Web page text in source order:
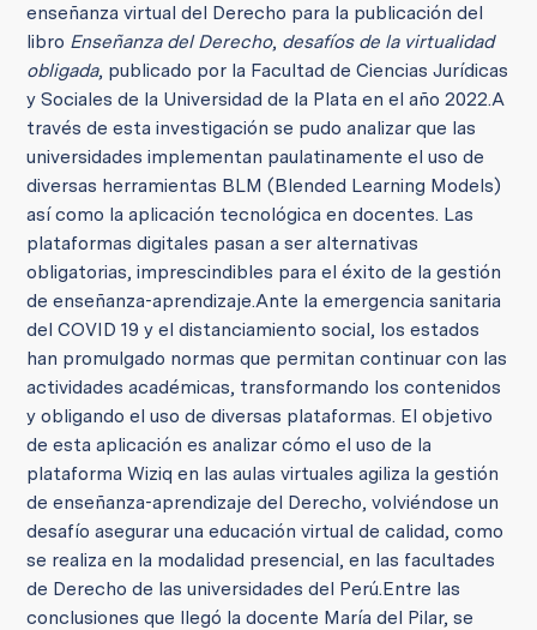
enseñanza virtual del Derecho para la publicación del
libro Enseñanza del Derecho, desafíos de la virtualidad
obligada, publicado por la Facultad de Ciencias Jurídicas
y Sociales de la Universidad de la Plata en el año 2022.A
través de esta investigación se pudo analizar que las
universidades implementan paulatinamente el uso de
diversas herramientas BLM (Blended Learning Models)
así como la aplicación tecnológica en docentes. Las
plataformas digitales pasan a ser alternativas
obligatorias, imprescindibles para el éxito de la gestión
de enseñanza-aprendizaje.Ante la emergencia sanitaria
del COVID 19 y el distanciamiento social, los estados
han promulgado normas que permitan continuar con las
actividades académicas, transformando los contenidos
y obligando el uso de diversas plataformas. El objetivo
de esta aplicación es analizar cómo el uso de la
plataforma Wiziq en las aulas virtuales agiliza la gestión
de enseñanza-aprendizaje del Derecho, volviéndose un
desafío asegurar una educación virtual de calidad, como
se realiza en la modalidad presencial, en las facultades
de Derecho de las universidades del Perú.Entre las
conclusiones que llegó la docente María del Pilar, se